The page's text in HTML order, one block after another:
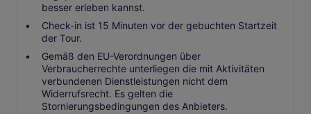
besser erleben kannst.
Check-in ist 15 Minuten vor der gebuchten Startzeit
der Tour.
Gemäß den EU-Verordnungen über
Verbraucherrechte unterliegen die mit Aktivitäten
verbundenen Dienstleistungen nicht dem
Widerrufsrecht. Es gelten die
Stornierungsbedingungen des Anbieters.